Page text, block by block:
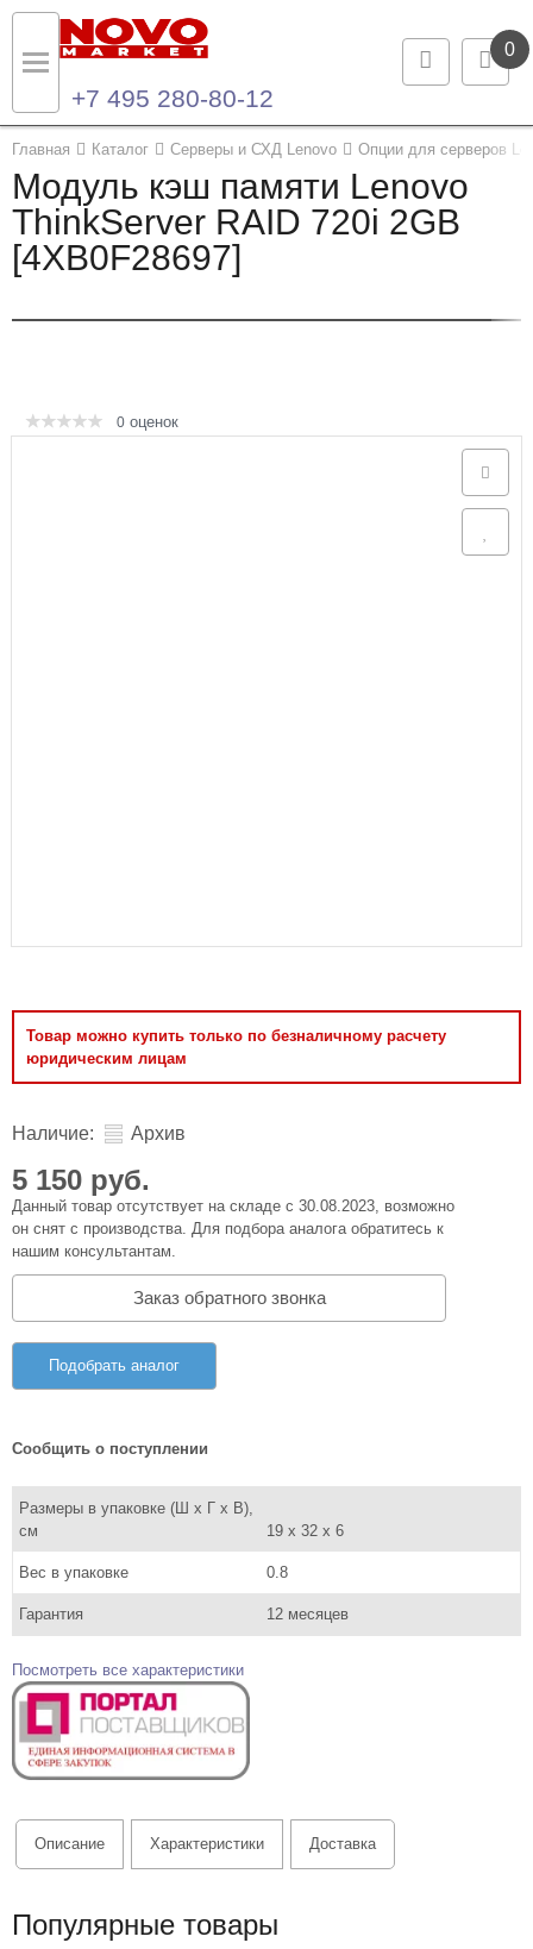
0
+7 495 280-80-12
Главная Каталог Серверы и СХД Lenovo Опции для серверов
Модуль кэш памяти Lenovo
ThinkServer RAID 720i 2GB
[4XB0F28697]
Товар можно купить только по безналичному расчету
юридическим лицам
0 оценок
Наличие: Архив
5 150 руб.
Данный товар отсутствует на складе с 30.08.2023, возможно
он снят с производства. Для подбора аналога обратитесь к
нашим консультантам.
Заказ обратного звонка
Подобрать аналог
Сообщить о поступлении
Размеры в упаковке (Ш x Г x В),
см
19 x 32 x 6
Вес в упаковке 0.8
Гарантия 12 месяцев
Посмотреть все характеристики
Описание Характеристики Доставка
Популярные товары
Назад
Каталог продукции
Ноутбуки и ультрабуки
Серверы и СХД
Назад
Контакты
Контактная информация